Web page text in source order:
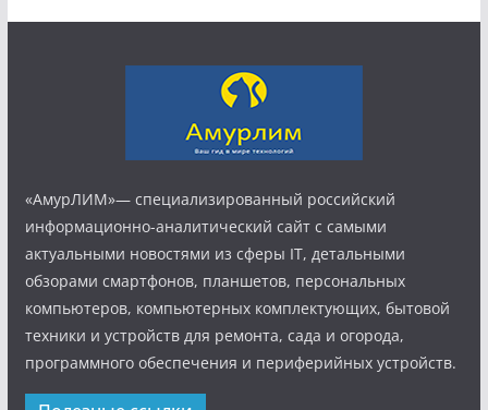
«АмурЛИМ»— специализированный российский
информационно-аналитический сайт с самыми
актуальными новостями из сферы IT, детальными
обзорами смартфонов, планшетов, персональных
компьютеров, компьютерных комплектующих, бытовой
техники и устройств для ремонта, сада и огорода,
программного обеспечения и периферийных устройств.